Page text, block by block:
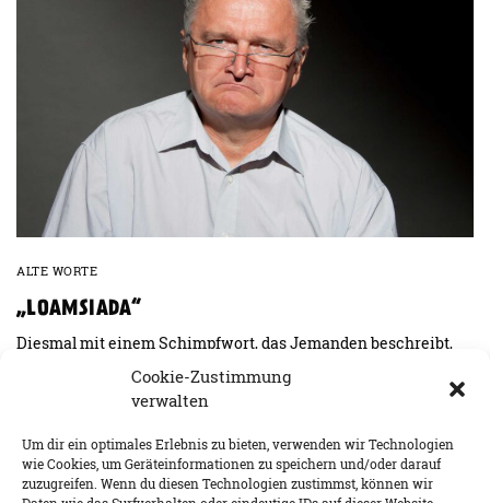
Cookie-Zustimmung
verwalten
Um dir ein optimales Erlebnis zu bieten, verwenden wir Technologien
wie Cookies, um Geräteinformationen zu speichern und/oder darauf
zuzugreifen. Wenn du diesen Technologien zustimmst, können wir
ALTE WORTE
„LOAMSIADA“
Diesmal mit einem Schimpfwort, das Jemanden beschreibt,
der nichts auf die Reihe kriegt. Jede/r kennt…
KARL-HEINZ SCHOPPA